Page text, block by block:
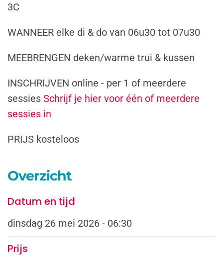
3C
WANNEER elke di & do van 06u30 tot 07u30
MEEBRENGEN deken/warme trui & kussen
INSCHRIJVEN online - per 1 of meerdere
sessies Schrijf je hier voor één of meerdere
sessies in
PRIJS kosteloos
Overzicht
Datum en tijd
dinsdag 26 mei 2026 - 06:30
Prijs